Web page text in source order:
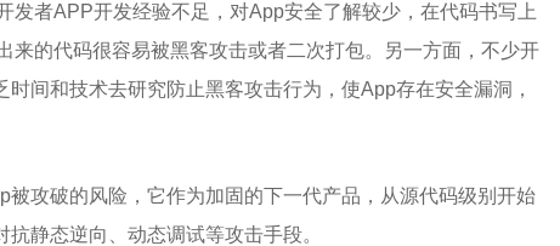
发者APP开发经验不足，对App安全了解较少，在代码书写上
来的代码很容易被黑客攻击或者二次打包。另一方面，不少开
间和技术去研究防止黑客攻击行为，使App存在安全漏洞，
攻破的风险，它作为加固的下⼀代产品，从源代码级别开始
静态逆向、动态调试等攻击⼿段。